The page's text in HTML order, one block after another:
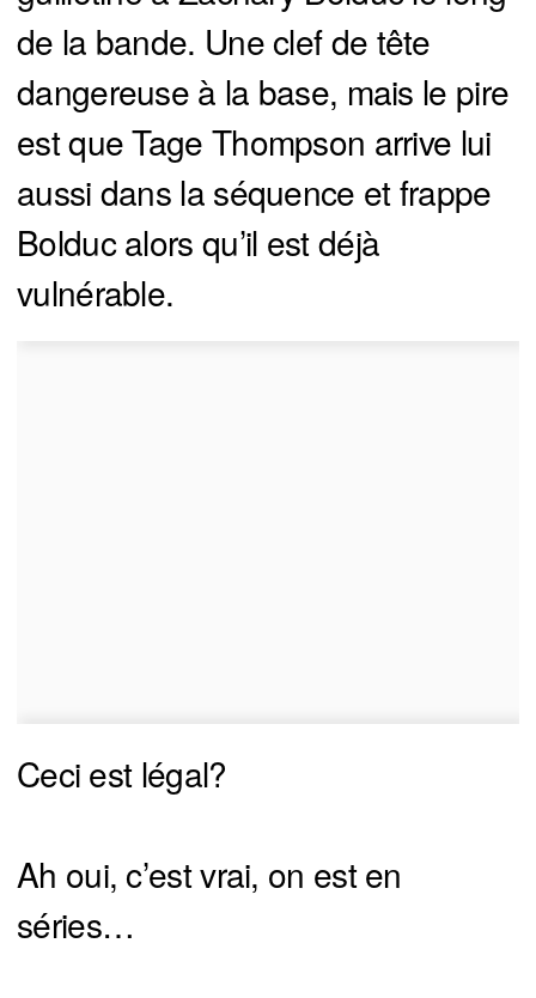
de la bande. Une clef de tête
dangereuse à la base, mais le pire
est que Tage Thompson arrive lui
aussi dans la séquence et frappe
Bolduc alors qu’il est déjà
vulnérable.
Ceci est légal?
Ah oui, c’est vrai, on est en
séries…